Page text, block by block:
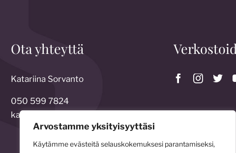
Arvostamme yksityisyyttäsi
Käytämme evästeitä selauskokemuksesi parantamiseksi,
Ota yhteyttä
Katariina Sorvanto
050 599 7824
katariina.sorvanto@gmail.com